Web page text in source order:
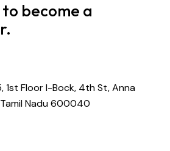
become a
1st Floor I-Bock, 4th St, Anna
Nadu 600040